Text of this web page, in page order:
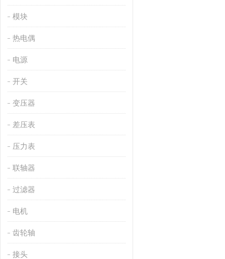
模块
热电偶
电源
开关
变压器
差压表
压力表
联轴器
过滤器
电机
齿轮轴
接头